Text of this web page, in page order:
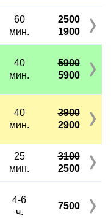
60
мин.
2500
1900
40
мин.
5900
5900
40
мин.
3900
2900
25
мин.
3100
2500
4-6
ч.
7500